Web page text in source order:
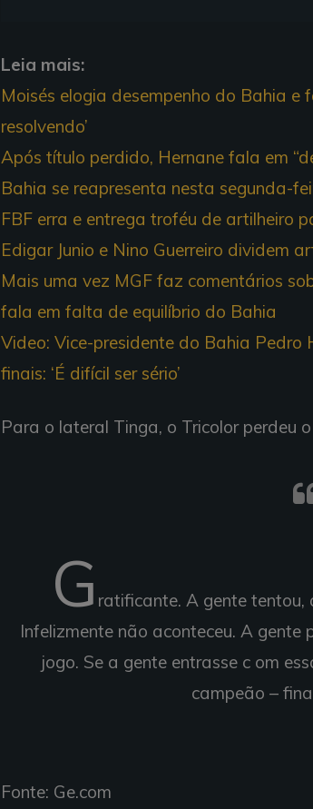
Leia mais:
Moisés elogia desempenho do Bahia e
resolvendo’
Após título perdido, Hernane fala em
Bahia se reapresenta nesta segunda-
FBF erra e entrega troféu de artilheiro
Edigar Junio e Nino Guerreiro dividem
Mais uma vez MGF faz comentários
fala em falta de equilíbrio do Bahia
Video: Vice-presidente do Bahia Pedro
finais: ‘É difícil ser sério’
Para o lateral Tinga, o Tricolor perdeu
G ratificante. A gente tentou,
Infelizmente não aconteceu. A
jogo. Se a gente entrasse c om
campeão –
Fonte: Ge.com